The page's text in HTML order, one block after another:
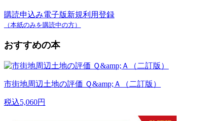
購読申込み電子版新規利用登録
（本紙のみを購読中の方）
おすすめの本
市街地周辺土地の評価 Ｑ&amp;Ａ（二訂版）
税込5,060円